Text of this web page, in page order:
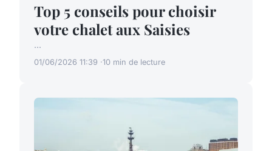
Top 5 conseils pour choisir
votre chalet aux Saisies
...
01/06/2026 11:39 10 min de lecture